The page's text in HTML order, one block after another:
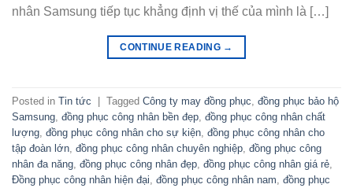
nhân Samsung tiếp tục khẳng định vị thế của mình là […]
CONTINUE READING →
Posted in Tin tức | Tagged Công ty may đồng phục đồng phục bảo hộ
Samsung đồng phục công nhân bền đẹp đồng phục công nhân chất
lượng đồng phục công nhân cho sự kiện đồng phục công nhân cho
tập đoàn lớn đồng phục công nhân chuyên nghiệp đồng phục công
nhân đa năng đồng phục công nhân đẹp đồng phục công nhân giá rẻ
Đồng phục công nhân hiện đại đồng phục công nhân nam đồng phục